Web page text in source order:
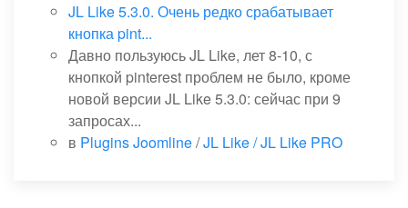
JL Like 5.3.0. Очень редко срабатывает
кнопка pint...
Давно пользуюсь JL Like, лет 8-10, с
кнопкой pinterest проблем не было, кроме
новой версии JL Like 5.3.0: сейчас при 9
запросах...
в Plugins Joomline/JL Like / JL Like PRO